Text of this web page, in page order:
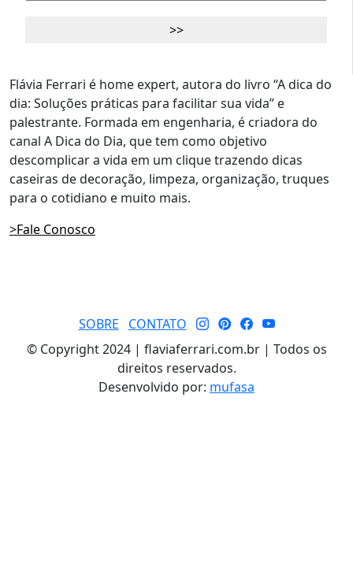
Flávia Ferrari é home expert, autora do livro “A dica do
dia: Soluções práticas para facilitar sua vida” e
palestrante. Formada em engenharia, é criadora do
canal A Dica do Dia, que tem como objetivo
descomplicar a vida em um clique trazendo dicas
caseiras de decoração, limpeza, organização, truques
para o cotidiano e muito mais.
>Fale Conosco
SOBRE
CONTATO
© Copyright 2024 | flaviaferrari.com.br | Todos os
direitos reservados.
Desenvolvido por: mufasa